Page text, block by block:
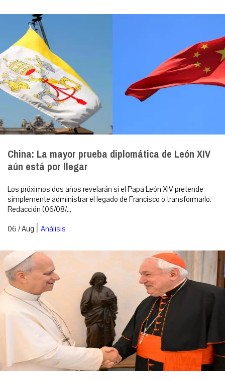
China: La mayor prueba diplomática de León XIV
aún está por llegar
Los próximos dos años revelarán si el Papa León XIV pretende
simplemente administrar el legado de Francisco o transformarlo.
Redacción (06/08/...
06 / Aug | Análisis